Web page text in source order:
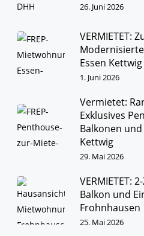
26. Juni 2026
VERMIETET:
Essen Kettwig
1. Juni 2026
Vermietet:
Exklusives
Balkonen
Kettwig
29. Mai 2026
VERMIETET:
Balkon und
Frohnhausen
25. Mai 2026